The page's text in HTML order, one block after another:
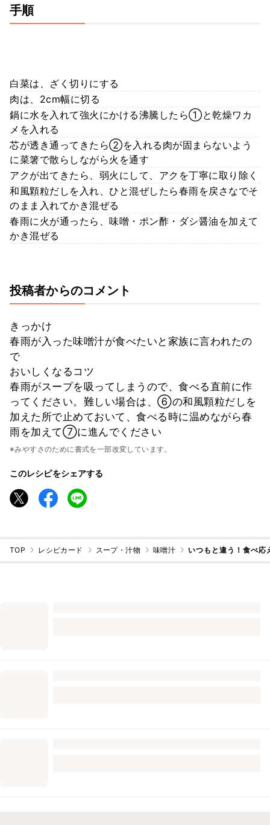
手順
白菜は、ざく切りにする
肉は、2cm幅に切る
鍋に水を入れて強火にかける沸騰したら①と乾燥ワカ
メを入れる
芯が透き通ってきたら②を入れる肉が固まらないよう
に菜箸で散らしながら火を通す
アクが出てきたら、弱火にして、アクを丁寧に取り除く
和風顆粒だしを入れ、ひと混ぜしたら春雨を戻さなでそ
のまま入れてかき混ぜる
春雨に火が通ったら、味噌・ポン酢・ダシ醤油を加えて
かき混ぜる
投稿者からのコメント
きっかけ
春雨が入った味噌汁が食べたいと家族に言われたの
で
おいしくなるコツ
春雨がスープを吸ってしまうので、食べる直前に作
ってください。難しい場合は、⑥の和風顆粒だしを
加えた所で止めておいて、食べる時に温めながら春
雨を加えて⑦に進んでください
※みやすさのために書式を一部改変しています。
このレシピをシェアする
TOP レシピカード スープ・汁物 味噌汁 いつもと違う！食べ